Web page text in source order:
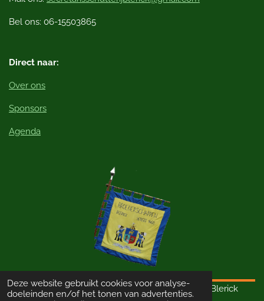
Deze website gebruikt cookies voor analyse-
doeleinden en/of het tonen van advertenties.
o
k
Bel ons: 06-15503865
Direct naar:
Over ons
Sponsors
Agenda
© 2023 - 2026 Schutterij Sint Thomas van Aquino Blerick